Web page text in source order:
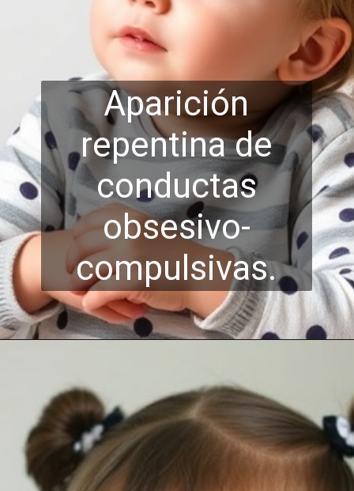
Aparición
repentina de
conductas
obsesivo-
compu lsivas.